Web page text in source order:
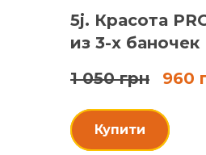
5j. Красота
из 3-х баночек
1 050 грн
960
Купити